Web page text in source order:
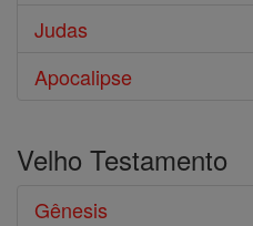
Judas
Apocalipse
Velho Testamento
Gênesis